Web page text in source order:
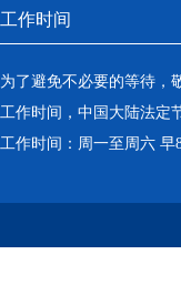
工作时间
为了避免不必要的等待，
工作时间，中国大陆法定
工作时间：周一至周六 早